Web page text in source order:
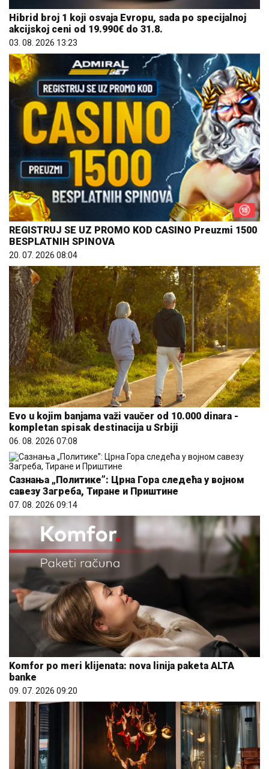
Hibrid broj 1 koji osvaja Evropu, sada po specijalnoj
akcijskoj ceni od 19.990€ do 31.8.
03. 08. 2026 13:23
REGISTRUJ SE UZ PROMO KOD CASINO Preuzmi 1500
BESPLATNIH SPINOVA
20. 07. 2026 08:04
Evo u kojim banjama važi vaučer od 10.000 dinara -
kompletan spisak destinacija u Srbiji
06. 08. 2026 07:08
Сазнања „Политике”: Црна Гора следећа у војном
савезу Загреба, Тиране и Приштине
07. 08. 2026 09:14
Komfor po meri klijenata: nova linija paketa ALTA
banke
09. 07. 2026 09:20